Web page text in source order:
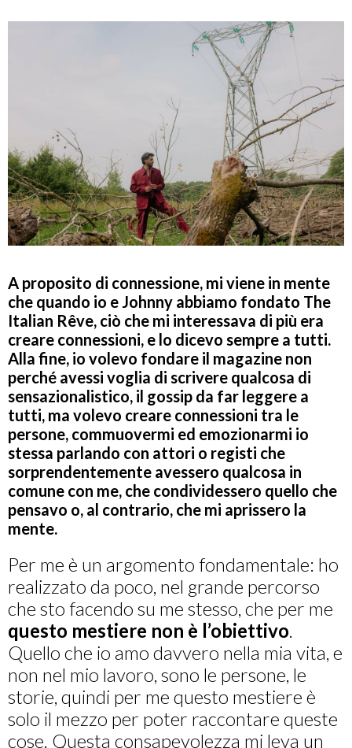
A proposito di connessione, mi viene in mente
che quando io e Johnny abbiamo fondato The
Italian Rêve, ciò che mi interessava di più era
creare connessioni, e lo dicevo sempre a tutti.
Alla fine, io volevo fondare il magazine non
perché avessi voglia di scrivere qualcosa di
sensazionalistico, il gossip da far leggere a
tutti, ma volevo creare connessioni tra le
persone, commuovermi ed emozionarmi io
stessa parlando con attori o registi che
sorprendentemente avessero qualcosa in
comune con me, che condividessero quello che
pensavo o, al contrario, che mi aprissero la
mente.
Per me è un argomento fondamentale: ho
realizzato da poco, nel grande percorso
che sto facendo su me stesso, che per me
questo mestiere non è l’obiettivo.
Quello che io amo davvero nella mia vita, e
non nel mio lavoro, sono le persone, le
storie, quindi per me questo mestiere è
solo il mezzo per poter raccontare queste
cose. Questa consapevolezza mi leva un